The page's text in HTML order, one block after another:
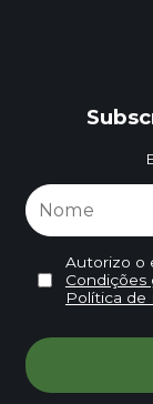
Autorizo o
Condições
Política de